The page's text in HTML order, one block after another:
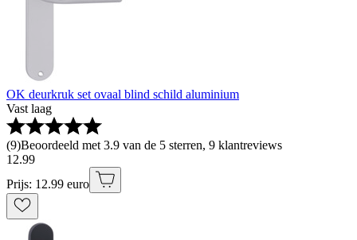
OK deurkruk set ovaal blind schild aluminium
Vast laag
(9)Beoordeeld met 3.9 van de 5 sterren, 9 klantreviews
12.99
Prijs: 12.99 euro